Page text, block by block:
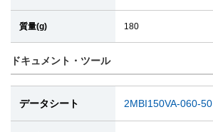
質量(g) 180
ドキュメント・ツール
データシート 2MBI150VA-060-50